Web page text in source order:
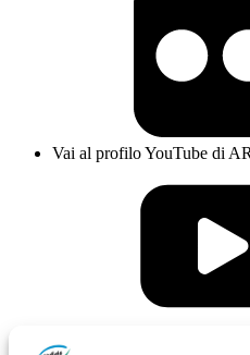
Vai al profilo YouTube di
Vai al profilo Issuu di ARPAT